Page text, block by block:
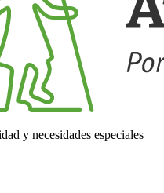
y necesidades especiales